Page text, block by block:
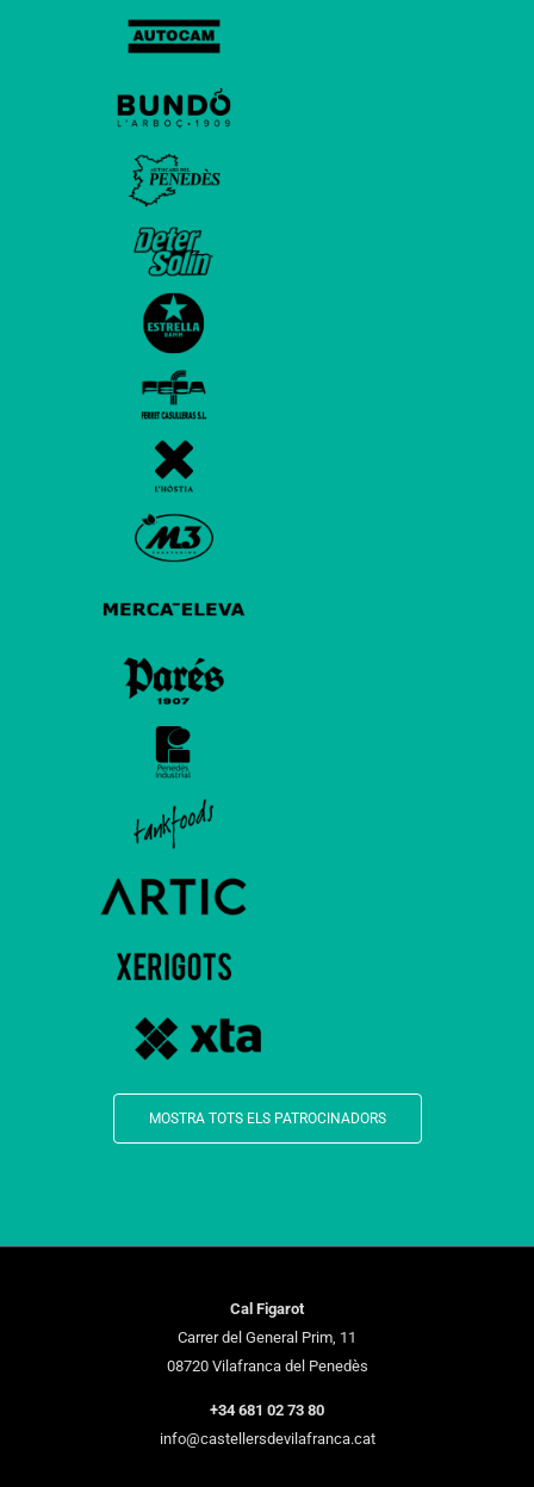
MOSTRA TOTS ELS PATROCINADORS
Cal Figarot
Carrer del General Prim, 11
08720 Vilafranca del Penedès
+34 681 02 73 80
info@castellersdevilafranca.cat